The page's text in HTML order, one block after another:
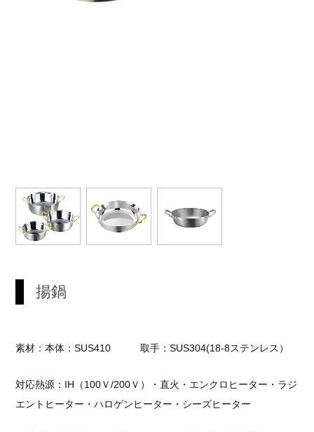
揚鍋
素材：本体：SUS410 取手：SUS304(18-8ステンレス）
対応熱源：IH（100Ｖ/200Ｖ）・直火・エンクロヒーター・ラジ
エントヒーター・ハロゲンヒーター・シーズヒーター